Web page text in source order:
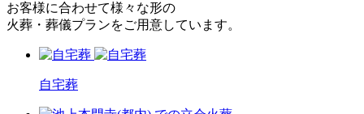
お客様に合わせて様々な形の
火葬・葬儀プランをご用意しています。
自宅葬